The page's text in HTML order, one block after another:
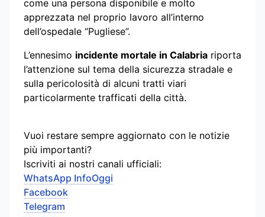
come una persona disponibile e molto
apprezzata nel proprio lavoro all’interno
dell’ospedale “Pugliese”.
L’ennesimo incidente mortale in Calabria riporta
l’attenzione sul tema della sicurezza stradale e
sulla pericolosità di alcuni tratti viari
particolarmente trafficati della città.
Vuoi restare sempre aggiornato con le notizie
più importanti?
Iscriviti ai nostri canali ufficiali:
WhatsApp InfoOggi
Facebook
Telegram